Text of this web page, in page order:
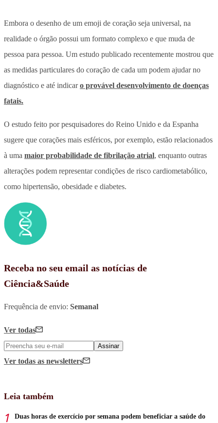
Embora o desenho de um emoji de coração seja universal, na
realidade o órgão possui um formato complexo e que muda de
pessoa para pessoa. Um estudo publicado recentemente mostrou que
as medidas particulares do coração de cada um podem ajudar no
diagnóstico e até indicaro provável desenvolvimento de doenças
fatais.
O estudo feito por pesquisadores do Reino Unido e da Espanha
sugere que corações mais esféricos, por exemplo, estão relacionados
à uma maior probabilidade de fibrilação atrial, enquanto outras
alterações podem representar condições de risco cardiometabólico,
como hipertensão, obesidade e diabetes.
Receba no seu email as notícias de
Ciência&Saúde
Frequência de envio: Semanal
Ver todas
Assinar
Ver todas as newsletters
Leia também
Duas horas de exercício por semana podem beneficiar a saúde do